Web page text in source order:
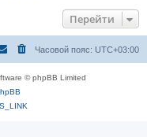
Перейти
Часовой пояс: UTC+03:00
© phpBB Limited